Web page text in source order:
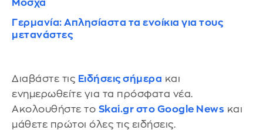
Μόσχα
Γερμανία: Απλησίαστα τα ενοίκια για τους
μετανάστες
Διαβάστε τις Ειδήσεις σήμερα και
ενημερωθείτε για τα πρόσφατα νέα.
Ακολουθήστε το Skai.gr στο Google News και
μάθετε πρώτοι όλες τις ειδήσεις.